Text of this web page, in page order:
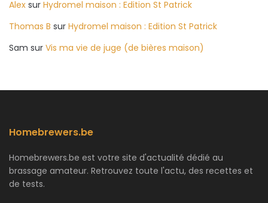
Alex sur Hydromel maison : Edition St Patrick
Thomas B sur Hydromel maison : Edition St Patrick
Sam sur Vis ma vie de juge (de bières maison)
Homebrewers.be
Homebrewers.be est votre site d'actualité dédié au
brassage amateur. Retrouvez toute l'actu, des recettes et
de tests.